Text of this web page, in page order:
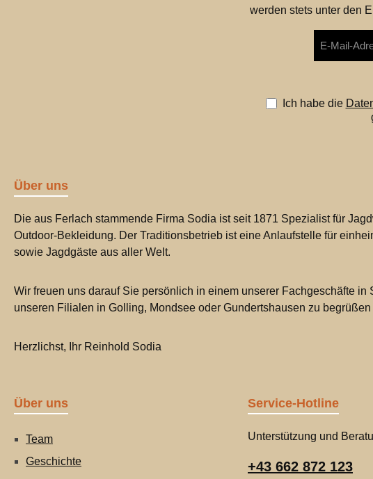
werden stets unter den
Mail-
Ich habe die
Über uns
Die aus Ferlach stammende Firma Sodia ist seit 1871 Spezialist für
Outdoor-Bekleidung. Der Traditionsbetrieb ist eine Anlaufstelle für
sowie Jagdgäste aus aller Welt.
Wir freuen uns darauf Sie persönlich in einem unserer Fachgeschäfte in
unseren Filialen in Golling, Mondsee oder Gundertshausen zu begrüßen
Herzlichst, Ihr Reinhold Sodia
Über uns
Team
Geschichte
Service-Hotline
Unterstützung und
+43 662 872 123